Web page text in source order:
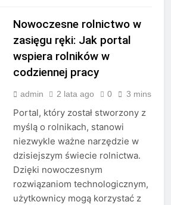
Nowoczesne rolnictwo w
zasięgu ręki: Jak portal
wspiera rolników w
codziennej pracy
admin 2 lata ago 0 3 mins
Portal, który został stworzony z
myślą o rolnikach, stanowi
niezwykle ważne narzędzie w
dzisiejszym świecie rolnictwa.
Dzięki nowoczesnym
rozwiązaniom technologicznym,
użytkownicy mogą korzystać z